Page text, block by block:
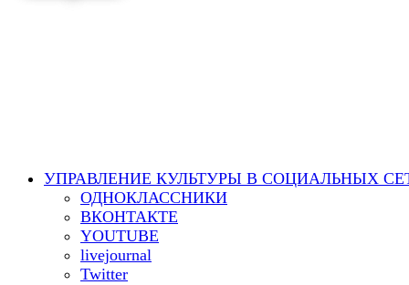
УПРАВЛЕНИЕ КУЛЬТУРЫ В СОЦИАЛЬНЫХ
ОДНОКЛАССНИКИ
ВКОНТАКТЕ
YOUTUBE
livejournal
Twitter